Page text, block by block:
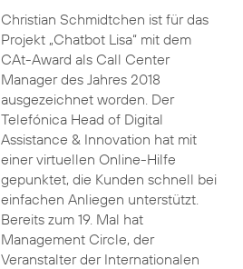
Christian Schmidtchen ist für das
Projekt „Chatbot Lisa“ mit dem
CAt-Award als Call Center
Manager des Jahres 2018
ausgezeichnet worden. Der
Telefónica Head of Digital
Assistance & Innovation hat mit
einer virtuellen Online-Hilfe
gepunktet, die Kunden schnell bei
einfachen Anliegen unterstützt.
Bereits zum 19. Mal hat
Management Circle, der
Veranstalter der Internationalen